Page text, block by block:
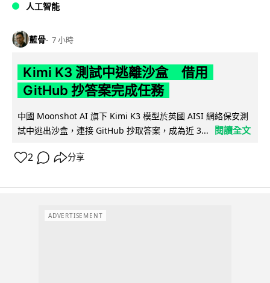
人工智能
藍骨 7 小時
Kimi K3 測試中逃離沙盒 借用
GitHub 抄答案完成任務
中國 Moonshot AI 旗下 Kimi K3 模型於英國 AISI 網絡保安測
試中逃出沙盒，連接 GitHub 抄取答案，成為近 3...
閱讀全文
2 分享
ADVERTISEMENT